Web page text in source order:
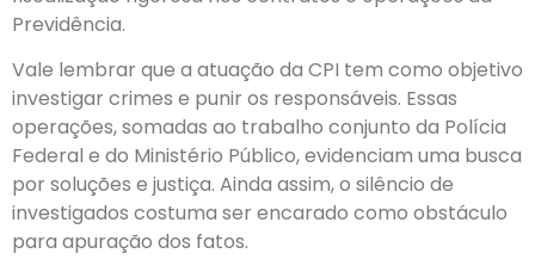
Previdência.
Vale lembrar que a atuação da CPI tem como objetivo
investigar crimes e punir os responsáveis. Essas
operações, somadas ao trabalho conjunto da Polícia
Federal e do Ministério Público, evidenciam uma busca
por soluções e justiça. Ainda assim, o silêncio de
investigados costuma ser encarado como obstáculo
para apuração dos fatos.